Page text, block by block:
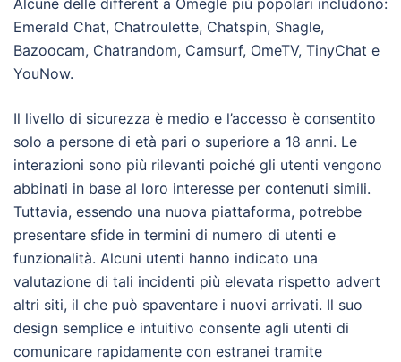
Alcune delle different a Omegle più popolari includono:
Emerald Chat, Chatroulette, Chatspin, Shagle,
Bazoocam, Chatrandom, Camsurf, OmeTV, TinyChat e
YouNow.
Il livello di sicurezza è medio e l’accesso è consentito
solo a persone di età pari o superiore a 18 anni. Le
interazioni sono più rilevanti poiché gli utenti vengono
abbinati in base al loro interesse per contenuti simili.
Tuttavia, essendo una nuova piattaforma, potrebbe
presentare sfide in termini di numero di utenti e
funzionalità. Alcuni utenti hanno indicato una
valutazione di tali incidenti più elevata rispetto advert
altri siti, il che può spaventare i nuovi arrivati. Il suo
design semplice e intuitivo consente agli utenti di
comunicare rapidamente con estranei tramite